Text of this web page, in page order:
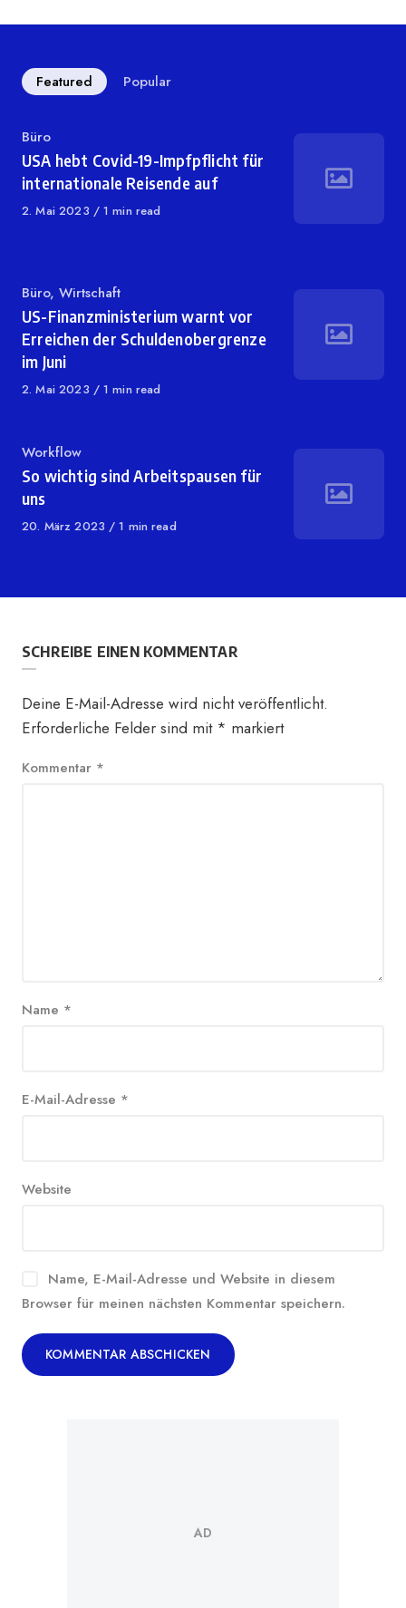
Featured Popular
Category
Büro
USA hebt Covid-19-Impfpflicht für
internationale Reisende auf
Published
2. Mai 2023 1 min read
Category
Büro, Wirtschaft
US-Finanzministerium warnt vor
Erreichen der Schuldenobergrenze
im Juni
Published
2. Mai 2023 1 min read
Category
Workflow
So wichtig sind Arbeitspausen für
uns
Published
20. März 2023 1 min read
SCHREIBE EINEN KOMMENTAR
Deine E-Mail-Adresse wird nicht veröffentlicht.
Erforderliche Felder sind mit * markiert
Kommentar *
Name *
E-Mail-Adresse *
Website
Name, E-Mail-Adresse und Website in diesem
Browser für meinen nächsten Kommentar speichern.